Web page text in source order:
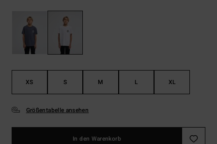
XS S M L XL
Größentabelle ansehen
In den Warenkorb